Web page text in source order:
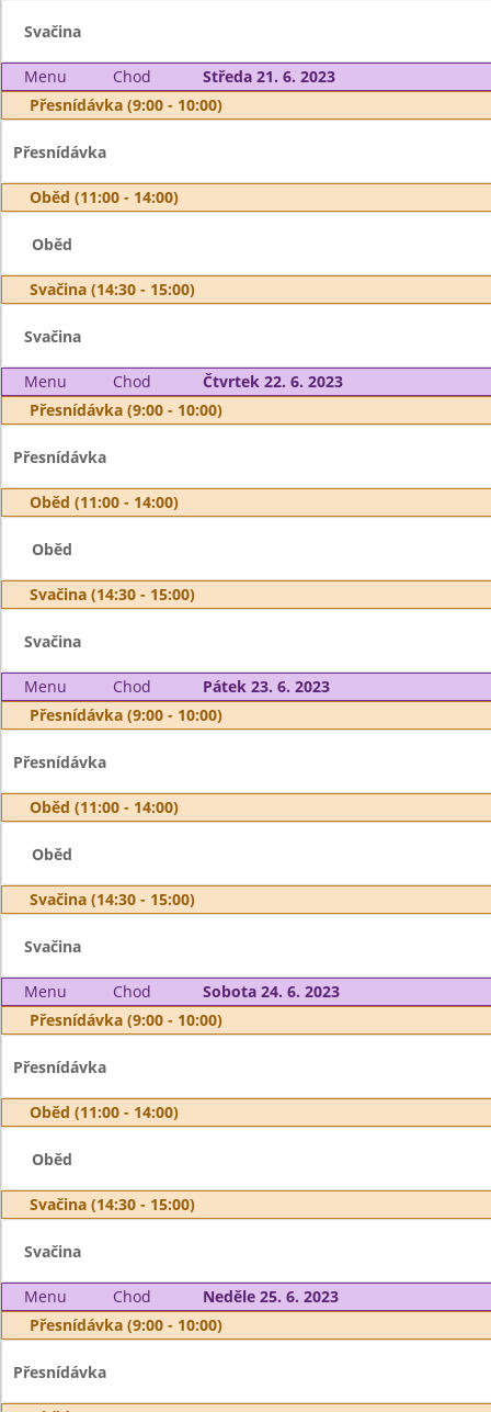
Svačina
Menu Chod
Středa 21. 6. 2023
Přesnídávka (9:00 - 10:00)
Přesnídávka
Oběd (11:00 - 14:00)
Oběd
Svačina (14:30 - 15:00)
Svačina
Menu Chod
Čtvrtek 22. 6. 2023
Přesnídávka (9:00 - 10:00)
Přesnídávka
Oběd (11:00 - 14:00)
Oběd
Svačina (14:30 - 15:00)
Svačina
Menu Chod
Pátek 23. 6. 2023
Přesnídávka (9:00 - 10:00)
Přesnídávka
Oběd (11:00 - 14:00)
Oběd
Svačina (14:30 - 15:00)
Svačina
Menu Chod
Sobota 24. 6. 2023
Přesnídávka (9:00 - 10:00)
Přesnídávka
Oběd (11:00 - 14:00)
Oběd
Svačina (14:30 - 15:00)
Svačina
Menu Chod
Neděle 25. 6. 2023
Přesnídávka (9:00 - 10:00)
Přesnídávka